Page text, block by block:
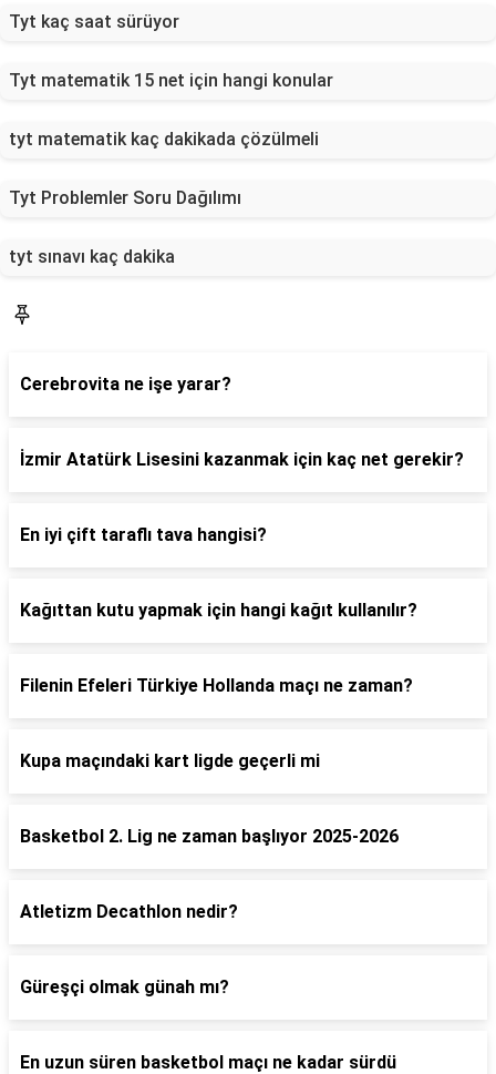
Tyt kaç saat sürüyor
Tyt matematik 15 net için hangi konular
tyt matematik kaç dakikada çözülmeli
Tyt Problemler Soru Dağılımı
tyt sınavı kaç dakika
Cerebrovita ne işe yarar?
İzmir Atatürk Lisesini kazanmak için kaç net gerekir?
En iyi çift taraflı tava hangisi?
Kağıttan kutu yapmak için hangi kağıt kullanılır?
Filenin Efeleri Türkiye Hollanda maçı ne zaman?
Kupa maçındaki kart ligde geçerli mi
Basketbol 2. Lig ne zaman başlıyor 2025-2026
Atletizm Decathlon nedir?
Güreşçi olmak günah mı?
En uzun süren basketbol maçı ne kadar sürdü